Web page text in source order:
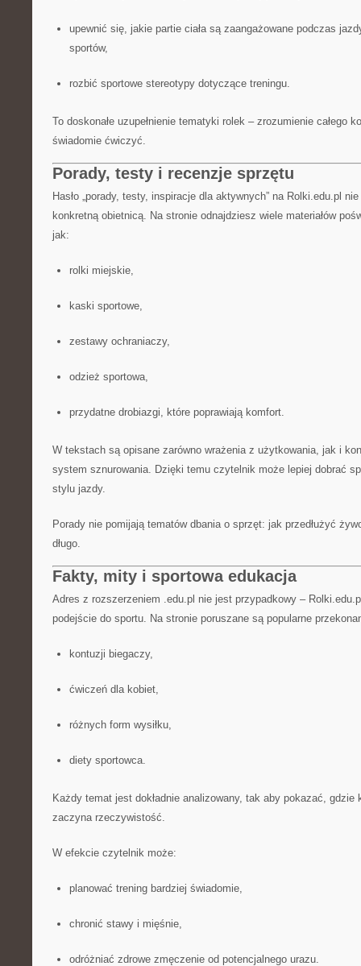
upewnić się, jakie partie ciała są zaangażowane podczas
sportów,
rozbić sportowe stereotypy dotyczące treningu.
To doskonałe uzupełnienie tematyki rolek – zrozumienie całego
świadomie ćwiczyć.
Porady, testy i recenzje sprzętu
Hasło „porady, testy, inspiracje dla aktywnych” na Rolki.edu.pl
konkretną obietnicą. Na stronie odnajdziesz wiele materiałów
jak:
rolki miejskie,
kaski sportowe,
zestawy ochraniaczy,
odzież sportowa,
przydatne drobiazgi, które poprawiają komfort.
W tekstach są opisane zarówno wrażenia z użytkowania, jak i
system sznurowania. Dzięki temu czytelnik może lepiej dobrać
stylu jazdy.
Porady nie pomijają tematów dbania o sprzęt: jak przedłużyć
długo.
Fakty, mity i sportowa edukacja
Adres z rozszerzeniem .edu.pl nie jest przypadkowy –
podejście do sportu. Na stronie poruszane są popularne
kontuzji biegaczy,
ćwiczeń dla kobiet,
różnych form wysiłku,
diety sportowca.
Każdy temat jest dokładnie analizowany, tak aby pokazać,
zaczyna rzeczywistość.
W efekcie czytelnik może:
planować trening bardziej świadomie,
chronić stawy i mięśnie,
odróżniać zdrowe zmęczenie od potencjalnego urazu.